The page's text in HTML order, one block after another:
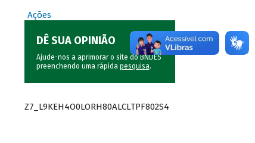
Ações
DÊ SUA OPINIÃO
Ajude-nos a aprimorar o site do BNDES
preenchendo uma rápida pesquisa.
Z7_L9KEH4O0LORH80ALCLTPF802S4